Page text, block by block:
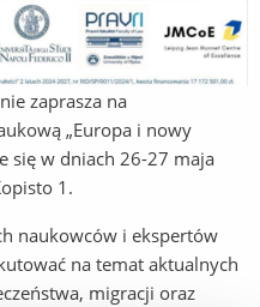
zaprasza na
„Europa i nowy
się w dniach 26-27 maja
1.
naukowców i ekspertów
na temat aktualnych
migracji oraz